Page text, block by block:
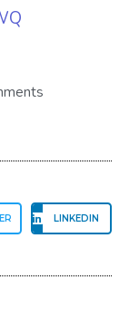
LINKEDIN